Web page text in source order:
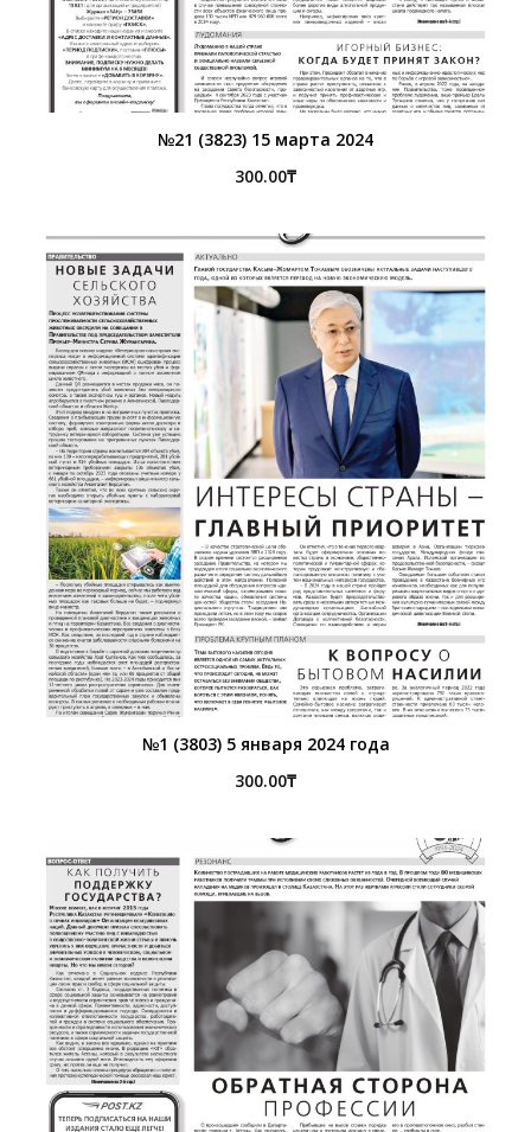
№21 (3823) 15 марта 2024
300.00₸
№1 (3803) 5 января 2024 года
300.00₸